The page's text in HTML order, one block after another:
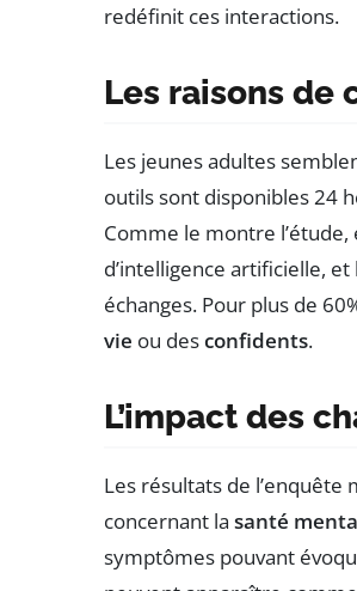
redéfinit ces interactions.
Les raisons de
Les jeunes adultes
outils sont disponibles 24
Comme le montre
d’intelligence artificielle,
échanges. Pour plus de
vie ou desconfidents.
L’impact des
Les résultats de
concernant la santé
symptômes pouvant